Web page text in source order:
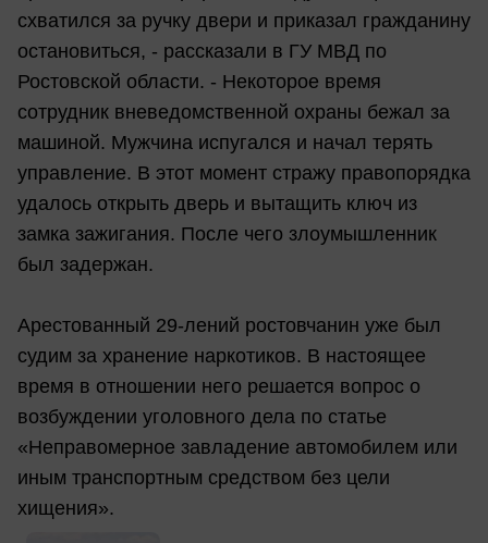
схватился за ручку двери и приказал гражданину
остановиться, - рассказали в ГУ МВД по
Ростовской области. - Некоторое время
сотрудник вневедомственной охраны бежал за
машиной. Мужчина испугался и начал терять
управление. В этот момент стражу правопорядка
удалось открыть дверь и вытащить ключ из
замка зажигания. После чего злоумышленник
был задержан.
Арестованный 29-лений ростовчанин уже был
судим за хранение наркотиков. В настоящее
время в отношении него решается вопрос о
возбуждении уголовного дела по статье
«Неправомерное завладение автомобилем или
иным транспортным средством без цели
хищения».